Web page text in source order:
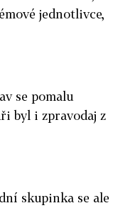
jednotlivce,
se pomalu
byl i zpravodaj z
skupinka se ale